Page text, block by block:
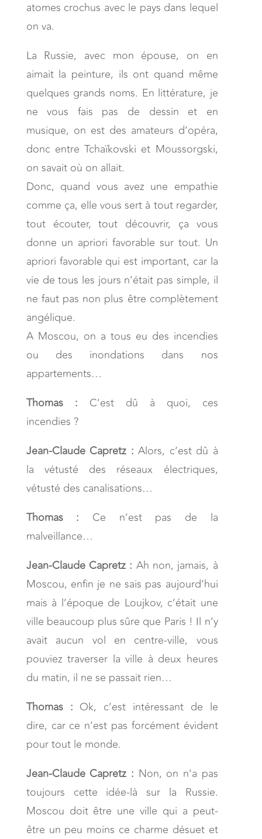
atomes crochus avec le pays dans lequel
on va.
La Russie, avec mon épouse, on en
aimait la peinture, ils ont quand même
quelques grands noms. En littérature, je
ne vous fais pas de dessin et en
musique, on est des amateurs d’opéra,
donc entre Tchaïkovski et Moussorgski,
on savait où on allait.
Donc, quand vous avez une empathie
comme ça, elle vous sert à tout regarder,
tout écouter, tout découvrir, ça vous
donne un apriori favorable sur tout. Un
apriori favorable qui est important, car la
vie de tous les jours n’était pas simple, il
ne faut pas non plus être complètement
angélique.
A Moscou, on a tous eu des incendies
ou des inondations dans nos
appartements…
Thomas : C’est dû à quoi, ces
incendies ?
Jean-Claude Capretz :Alors, c’est dû à
la vétusté des réseaux électriques,
vétusté des canalisations…
Thomas : Ce n’est pas de la
malveillance…
Jean-Claude Capretz : Ah non, jamais, à
Moscou, enfin je ne sais pas aujourd’hui
mais à l’époque de Loujkov, c’était une
ville beaucoup plus sûre que Paris ! Il n’y
avait aucun vol en centre-ville, vous
pouviez traverser la ville à deux heures
du matin, il ne se passait rien…
Thomas : Ok, c’est intéressant de le
dire, car ce n’est pas forcément évident
pour tout le monde.
Jean-Claude Capretz : Non, on n’a pas
toujours cette idée-là sur la Russie.
Moscou doit être une ville qui a peut-
être un peu moins ce charme désuet et